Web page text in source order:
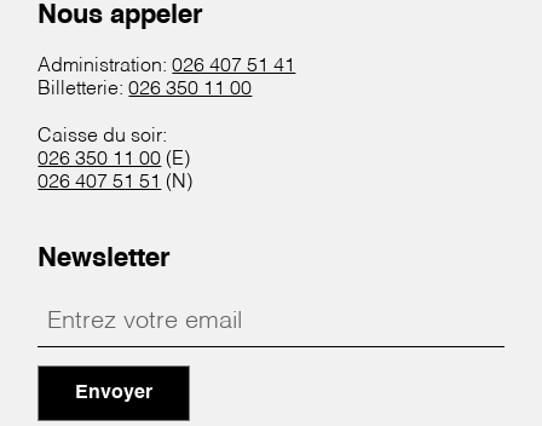
Nous appeler
Administration:026 407 51 41
Billetterie:026 350 11 00
Caisse du soir:
026 350 11 00 (E)
026 407 51 51 (N)
Newsletter
Envoyer